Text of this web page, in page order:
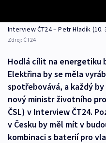
Interview ČT24 – Petr Hladík (10.
Zdroj: ČT24
Hodlá cílit na energetiku
Elektřina by se měla
spotřebovává, a každý
nový ministr životního
ČSL) v Interview ČT24.
v Česku by měl mít v
kombinaci s baterií pro